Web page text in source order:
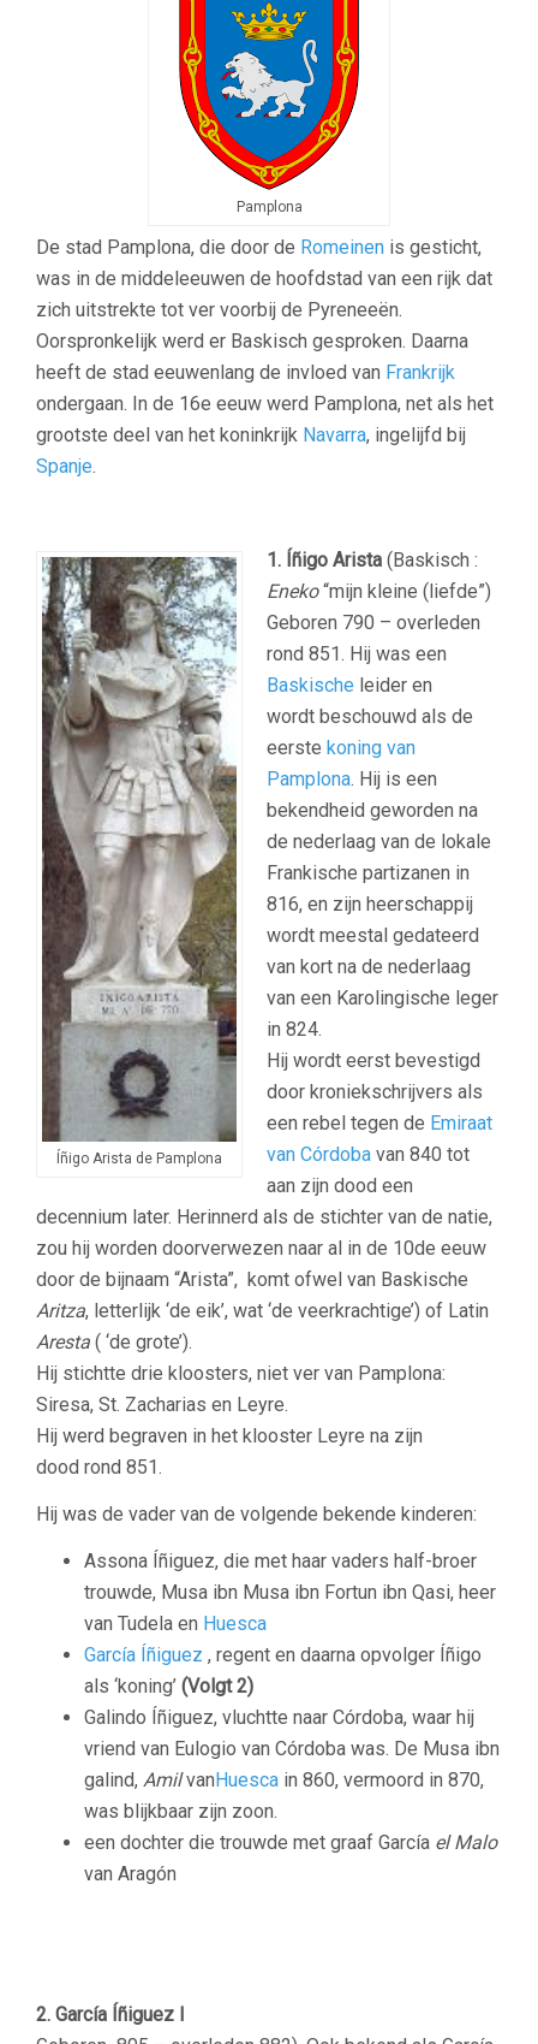
Pamplona
De stad Pamplona, die door de Romeinen is gesticht,
was in de middeleeuwen de hoofdstad van een rijk dat
zich uitstrekte tot ver voorbij de Pyreneeën.
Oorspronkelijk werd er Baskisch gesproken. Daarna
heeft de stad eeuwenlang de invloed van Frankrijk
ondergaan. In de 16e eeuw werd Pamplona, net als het
grootste deel van het koninkrijk Navarra, ingelijfd bij
Spanje.
Íñigo Arista de Pamplona
1. Íñigo Arista (Baskisch :
Eneko“mijn kleine (liefde”)
Geboren 790 – overleden
rond 851. Hij was een
Baskische leider en
wordt beschouwd als de
eerste koning van
Pamplona. Hij is een
bekendheid geworden na
de nederlaag van de lokale
Frankische partizanen in
816, en zijn heerschappij
wordt meestal gedateerd
van kort na de nederlaag
van een Karolingische leger
in 824.
Hij wordt eerst bevestigd
door kroniekschrijvers als
een rebel tegen de Emiraat
van Córdoba van 840 tot
aan zijn dood een
decennium later. Herinnerd als de stichter van de natie,
zou hij worden doorverwezen naar al in de 10de eeuw
door de bijnaam “Arista”, komt ofwel van Baskische
Aritza, letterlijk ‘de eik’, wat ‘de veerkrachtige’) of Latin
Aresta ( ‘de grote’).
Hij stichtte drie kloosters, niet ver van Pamplona:
Siresa, St. Zacharias en Leyre.
Hij werd begraven in het klooster Leyre na zijn
dood rond 851.
Hij was de vader van de volgende bekende kinderen:
Assona Íñiguez, die met haar vaders half-broer
trouwde, Musa ibn Musa ibn Fortun ibn Qasi, heer
van Tudela en Huesca
García Íñiguez , regent en daarna opvolger Íñigo
als ‘koning’ (Volgt 2)
Galindo Íñiguez, vluchtte naar Córdoba, waar hij
vriend van Eulogio van Córdoba was. De Musa ibn
galind, AmilvanHuesca in 860, vermoord in 870,
was blijkbaar zijn zoon.
een dochter die trouwde met graaf García el Malo
van Aragón
2. García Íñiguez I